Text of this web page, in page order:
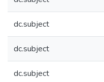
dc.subject
dc.subject
dc.subject